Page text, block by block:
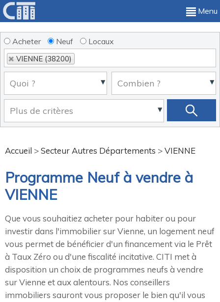
Menu
Acheter Neuf Locaux
VIENNE (38200)
Accueil >Secteur Autres Départements >VIENNE
Programme Neuf à vendre à
VIENNE
Que vous souhaitiez acheter pour habiter ou pour
investir dans l'immobilier sur Vienne, un logement neuf
vous permet de bénéficier d'un financement via le Prêt
à Taux Zéro ou d'une fiscalité incitative. CITI met à
disposition un choix de programmes neufs à vendre
sur Vienne et aux alentours. Nos conseillers
immobiliers sauront vous proposer le bien qu'il vous